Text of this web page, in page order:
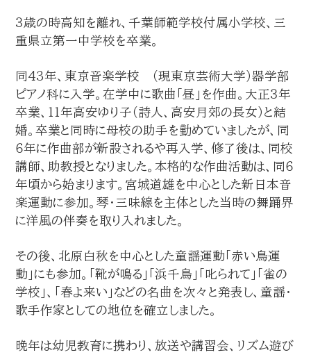
３歳の時高知を離れ、千葉師範学校付属小学校、三
重県立第一中学校を卒業。
同43年、東京音楽学校 （現東京芸術大学）器学部
ピアノ科に入学。在学中に歌曲「昼」を作曲。大正３年
卒業、11年高安ゆり子（詩人、高安月郊の長女）と結
婚。卒業と同時に母校の助手を勤めていましたが、同
６年に作曲部が新設されるや再入学、修了後は、同校
講師、助教授となりました。本格的な作曲活動は、同６
年頃から始まります。宮城道雄を中心とした新日本音
楽運動に参加。琴・三味線を主体とした当時の舞踊界
に洋風の伴奏を取り入れました。
その後、北原白秋を中心とした童謡運動「赤い鳥運
動」にも参加。「靴が鳴る」「浜千鳥」「叱られて」「雀の
学校」、「春よ来い」などの名曲を次々と発表し、童謡・
歌手作家としての地位を確立しました。
晩年は幼児教育に携わり、放送や講習会、リズム遊び